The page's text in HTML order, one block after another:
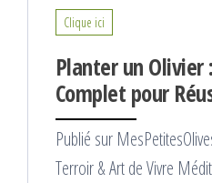
Clique ici
Planter un Olivier
Complet pour
Publié sur
Terroir & Art de Vivre